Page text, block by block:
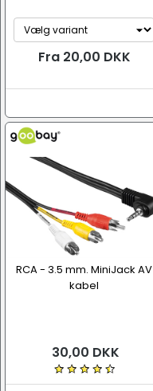
Fra 20,00 DKK
RCA - 3.5 mm. MiniJack AV
kabel
30,00 DKK